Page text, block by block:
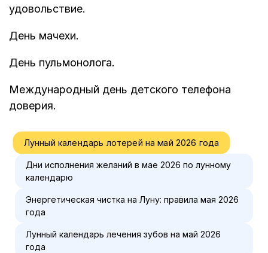
удовольствие.
День мачехи.
День пульмонолога.
Международный день детского телефона
доверия.
Лунный календарь лотерей на май 2026 года
Дни исполнения желаний в мае 2026 по лунному
календарю
Энергетическая чистка на Луну: правила мая 2026
года
Лунный календарь лечения зубов на май 2026
года